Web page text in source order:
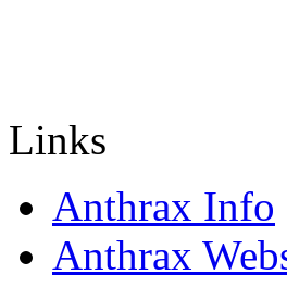
Links
Anthrax Info
Anthrax